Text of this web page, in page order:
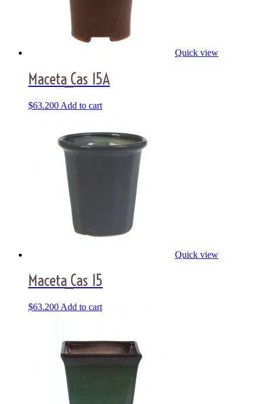
Quick view
Maceta_Cas 15A
$63.200 Add to cart
Quick view
Maceta_Cas 15
$63.200 Add to cart